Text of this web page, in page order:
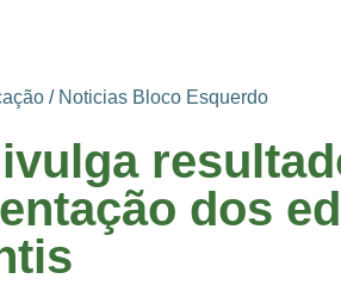
/ Noticias Bloco Esquerdo
dos